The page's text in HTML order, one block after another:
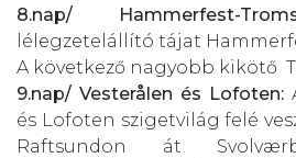
8.nap/ Hammerfest-
lélegzetelállító tájat
A következő nagyobb kikötő
9.nap/ Vesterålen és Lofoten:
és Lofoten szigetvilág felé
Raftsundon át